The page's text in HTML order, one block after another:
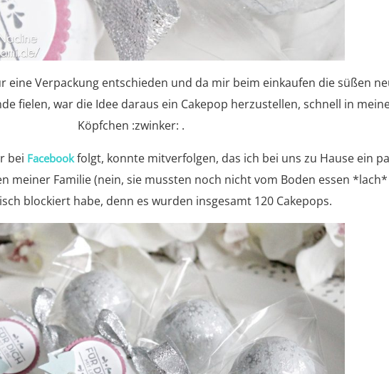
eine Verpackung entschieden und da mir beim einkaufen die süßen
fielen, war die Idee daraus ein Cakepop herzustellen, schnell in
Köpfchen :zwinker: .
bei Facebookfolgt, konnte mitverfolgen, das ich bei uns zu Hause ein
meiner Familie (nein, sie mussten noch nicht vom Boden essen *lach*
blockiert habe, denn es wurden insgesamt 120 Cakepops.